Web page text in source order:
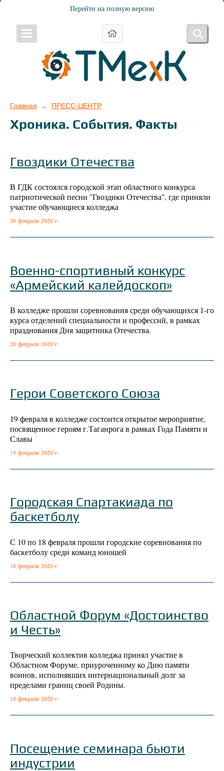
Перейти на полную версию
Главная → ПРЕСС-ЦЕНТР
Хроника. События. Факты
Гвоздики Отечества
В ГДК состоялся городской этап областного конкурса
патриотической песни "Гвоздики Отечества", где приняли
участие обучающиеся колледжа
26 февраля 2020 г.
Военно-спортивный конкурс
«Армейский калейдоскоп»
В колледже прошли соревнования среди обучающихся 1-го
курса отделений специальности и профессий, в рамках
празднования Дня защитника Отечества.
20 февраля 2020 г.
Герои Советского Союза
19 февраля в колледже состоится открытое мероприятие,
посвященное героям г.Таганрога в рамках Года Памяти и
Славы
19 февраля 2020 г.
Городская Спартакиада по
баскетболу
С 10 по 18 февраля прошли городские соревнования по
баскетболу среди команд юношей
18 февраля 2020 г.
Областной Форум «Достоинство
и Честь»
Творческий коллектив колледжа принял участие в
Областном Форуме, приуроченному ко Дню памяти
воинов, исполнявших интернациональный долг за
пределами границ своей Родины.
18 февраля 2020 г.
Посещение семинара бьюти
индустрии